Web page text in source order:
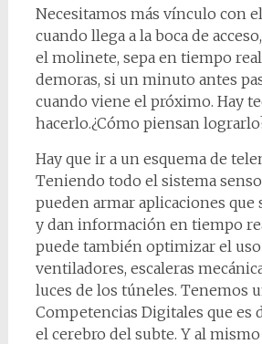
Necesitamos más vínculo con
cuando llega a la boca de
el molinete, sepa en tiempo
demoras, si un minuto antes
cuando viene el próximo. Hay
hacerlo.¿Cómo piensan
Hay que ir a un esquema de
Teniendo todo el sistema
pueden armar aplicaciones que
y dan información en tiempo
puede también optimizar el
ventiladores, escaleras
luces de los túneles. Tenemos
Competencias Digitales que es
el cerebro del subte. Y al